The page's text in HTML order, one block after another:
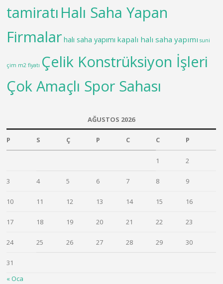
tamiratı Halı Saha Yapan
Firmalar halı saha yapımı kapalı halı saha yapımı suni
çim m2 fiyatı Çelik Konstrüksiyon İşleri
Çok Amaçlı Spor Sahası
AĞUSTOS 2026
P S Ç P C C P
1 2
3 4 5 6 7 8 9
10 11 12 13 14 15 16
17 18 19 20 21 22 23
24 25 26 27 28 29 30
31
« Oca